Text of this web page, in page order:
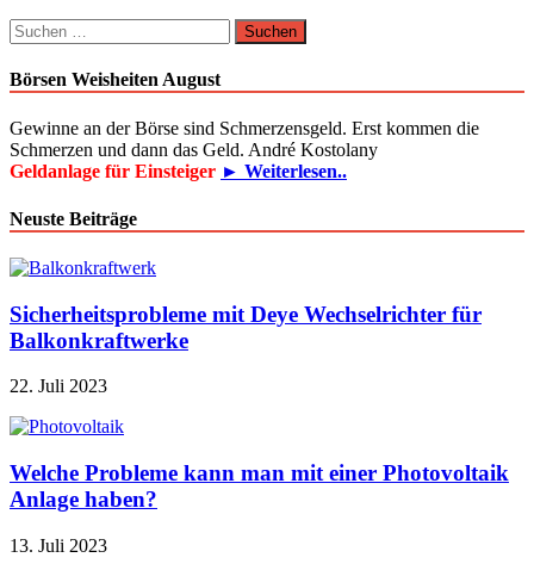
Suchen
nach:
Börsen Weisheiten August
Gewinne an der Börse sind Schmerzensgeld. Erst kommen die
Schmerzen und dann das Geld. André Kostolany
Geldanlage für Einsteiger ► Weiterlesen..
Neuste Beiträge
Sicherheitsprobleme mit Deye Wechselrichter für
Balkonkraftwerke
22. Juli 2023
Welche Probleme kann man mit einer Photovoltaik
Anlage haben?
13. Juli 2023